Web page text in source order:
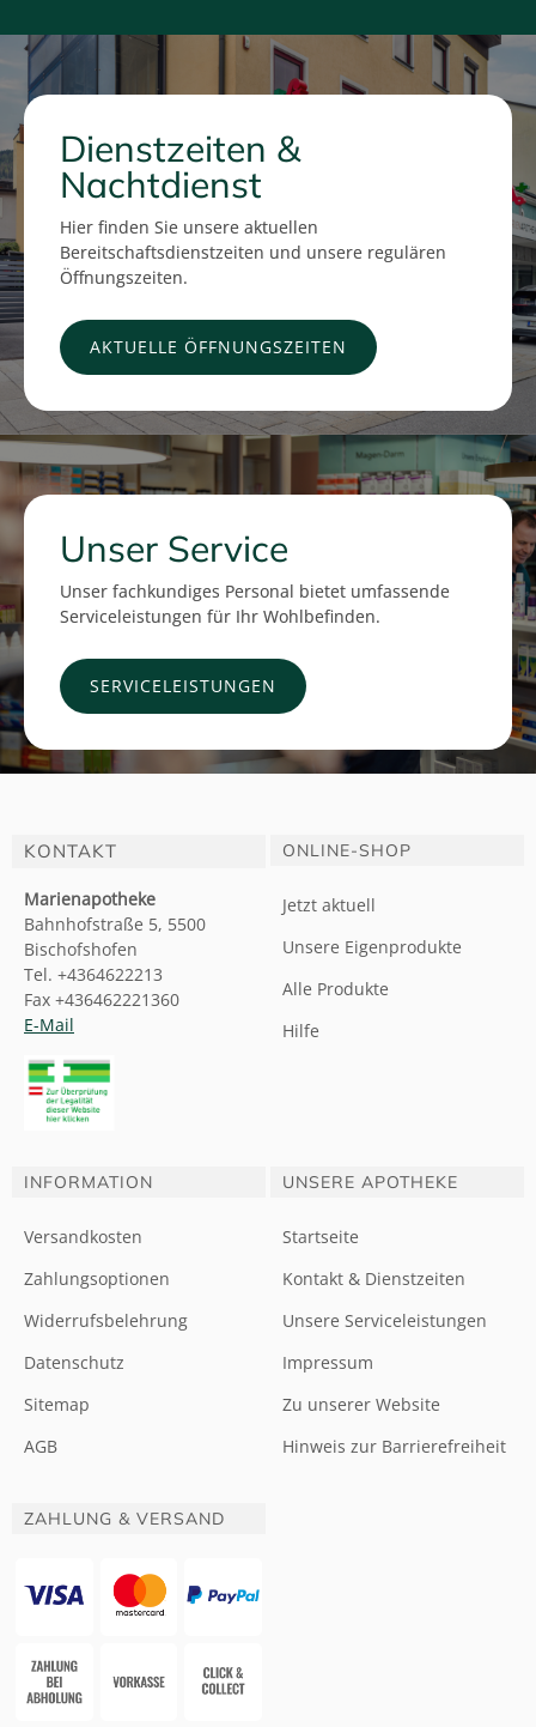
Dienstzeiten &
Nachtdienst
Hier finden Sie unsere aktuellen
Bereitschaftsdienstzeiten und unsere regulären
Öffnungszeiten.
AKTUELLE ÖFFNUNGSZEITEN
Unser Service
Unser fachkundiges Personal bietet umfassende
Serviceleistungen für Ihr Wohlbefinden.
SERVICELEISTUNGEN
KONTAKT
Marienapotheke
Bahnhofstraße 5, 5500
Bischofshofen
Tel. +4364622213
Fax +436462221360
E-Mail
ONLINE-SHOP
Jetzt aktuell
Unsere Eigenprodukte
Alle Produkte
Hilfe
INFORMATION
Versandkosten
Zahlungsoptionen
Widerrufsbelehrung
Datenschutz
Sitemap
AGB
UNSERE APOTHEKE
Startseite
Kontakt & Dienstzeiten
Unsere Serviceleistungen
Impressum
Zu unserer Website
Hinweis zur Barrierefreiheit
ZAHLUNG & VERSAND